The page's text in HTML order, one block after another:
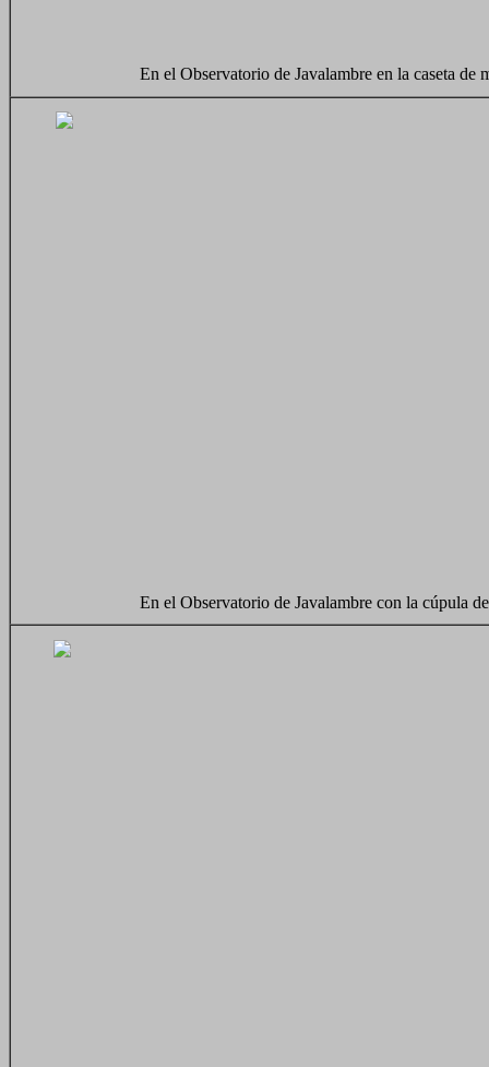
En el Observatorio de Javalambre en la caseta de
En el Observatorio de Javalambre con la cúpula